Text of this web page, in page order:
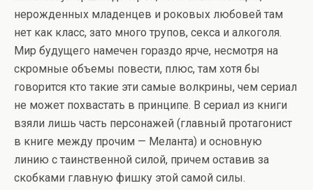
нерожденных младенцев и роковых любовей там
нет как класс, зато много трупов, секса и алкоголя.
Мир будущего намечен гораздо ярче, несмотря на
скромные объемы повести, плюс, там хотя бы
говорится кто такие эти самые волкрины, чем сериал
не может похвастать в принципе. В сериал из книги
взяли лишь часть персонажей (главный протагонист
в книге между прочим — Меланта) и основную
линию с таинственной силой, причем оставив за
скобками главную фишку этой самой силы.